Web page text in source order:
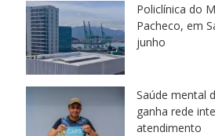
Policlínica do
Pacheco, em
junho
Saúde mental
ganha rede
atendimento